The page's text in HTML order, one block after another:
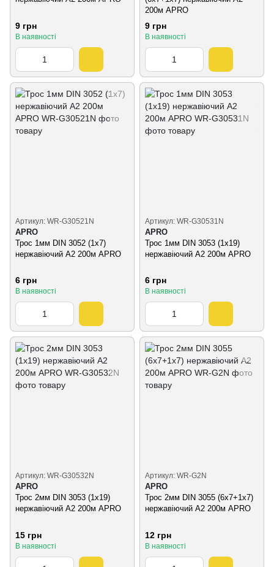
9 грн
В наявності
200м APRO
9 грн
В наявності
Артикул: WR-G30521N
APRO
Трос 1мм DIN 3052 (1х7)
нержавіючий А2 200м APRO
6 грн
В наявності
Артикул: WR-G30531N
APRO
Трос 1мм DIN 3053 (1х19)
нержавіючий А2 200м APRO
6 грн
В наявності
Артикул: WR-G30532N
APRO
Трос 2мм DIN 3053 (1х19)
нержавіючий А2 200м APRO
15 грн
В наявності
Артикул: WR-G2N
APRO
Трос 2мм DIN 3055 (6х7+1х7)
нержавіючий А2 200м APRO
12 грн
В наявності